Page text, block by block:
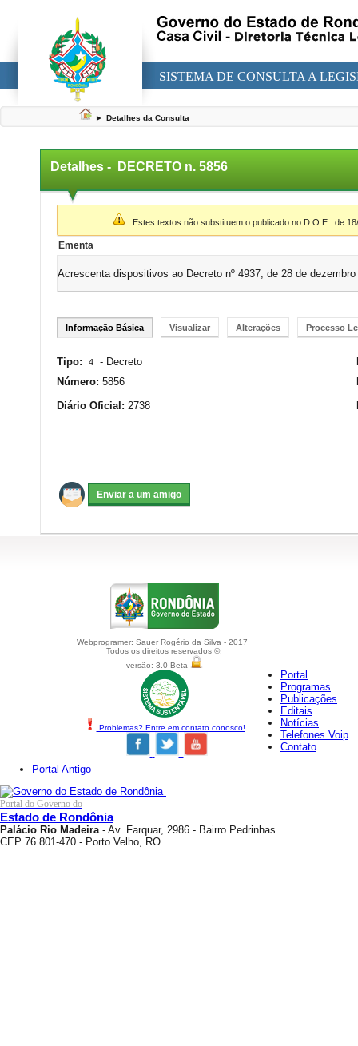
SISTEMA DE CONSULTA A
► Detalhes da Consulta
Detalhes - DECRETO n. 5856
▼
Estes textos não substituem o publicado no D.O.E. de
Ementa
Acrescenta dispositivos ao Decreto nº 4937, de 28 de
Informação Básica Visualizar Alterações Processo
Tipo: 4 - Decreto
Número: 5856
Diário Oficial: 2738
Webprogramer: Sauer Rogério da Silva - 2017
Todos os direitos reservados ©.
versão: 3.0 Beta
Problemas? Entre em contato conosco!
Portal
Programas
Publicações
Editais
Notícias
Telefones Voip
Contato
Portal Antigo
Portal do Governo do
Estado de Rondônia
Palácio Rio Madeira- Av. Farquar, 2986 - Bairro Pedrinhas
CEP 76.801-470 - Porto Velho, RO